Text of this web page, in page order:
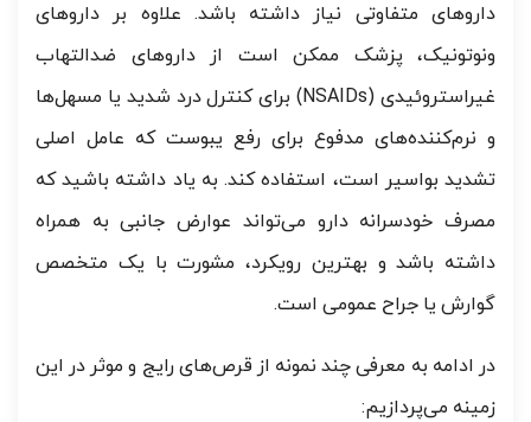
داروهای متفاوتی نیاز داشته باشد. علاوه بر داروهای
ونوتونیک، پزشک ممکن است از داروهای ضدالتهاب
غیراستروئیدی (NSAIDs) برای کنترل درد شدید یا مسهل‌ها
و نرم‌کننده‌های مدفوع برای رفع یبوست که عامل اصلی
تشدید بواسیر است، استفاده کند. به یاد داشته باشید که
مصرف خودسرانه دارو می‌تواند عوارض جانبی به همراه
داشته باشد و بهترین رویکرد، مشورت با یک متخصص
گوارش یا جراح عمومی است.
در ادامه به معرفی چند نمونه از قرص‌های رایج و موثر در این
زمینه می‌پردازیم: